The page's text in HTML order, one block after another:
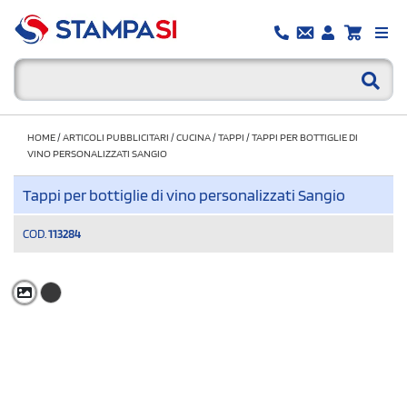
HOME/ARTICOLI PUBBLICITARI /CUCINA/TAPPI /TAPPI PER BOTTIGLIE DI
VINO PERSONALIZZATI SANGIO
Tappi per bottiglie di vino personalizzati Sangio
COD. 113284